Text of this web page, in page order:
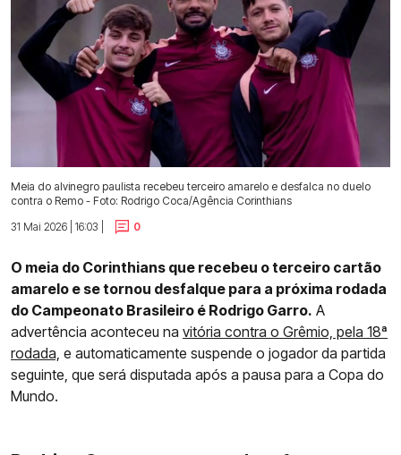
Meia do alvinegro paulista recebeu terceiro amarelo e desfalca no duelo
contra o Remo - Foto: Rodrigo Coca/Agência Corinthians
31 Mai 2026 | 16:03 |
0
O meia do Corinthians que recebeu o terceiro cartão
amarelo e se tornou desfalque para a próxima rodada
do Campeonato Brasileiro é Rodrigo Garro. A
advertência aconteceu na vitória contra o Grêmio, pela 18ª
rodada, e automaticamente suspende o jogador da partida
seguinte, que será disputada após a pausa para a Copa do
Mundo.